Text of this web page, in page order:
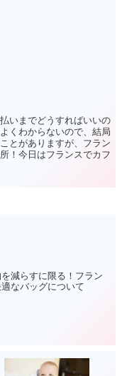
いまでどうすればいいの
くわからないので、結局
とがありますが、フラン
！今日はフランスでカフ
減らすに限る！フラン
なバッグについて